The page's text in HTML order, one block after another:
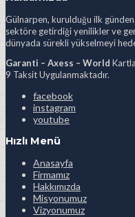
Gülnarpen, kurulduğu ilk
sektöre getirdiği yenilikler ve
dünyada sürekli yükselmeyi
Garanti – Axess – World
9 Taksit Uygulanmaktadır.
facebook
instagram
youtube
Hızlı Menü
Anasayfa
Firmamız
Hakkımızda
Misyonumuz
Vizyonumuz